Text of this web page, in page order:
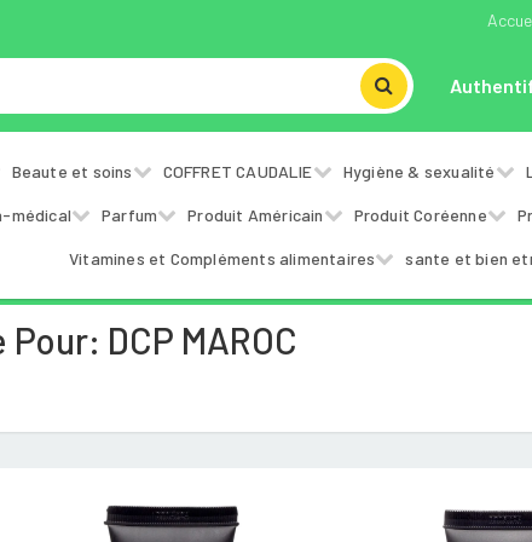
Beaute et soins COFFRET CAUDALIE Hygiène & sexualité
médical Parfum Produit Américain Produit Coréenne
Vitamines et Compléments alimentaires sante et bien
DCP MAROC